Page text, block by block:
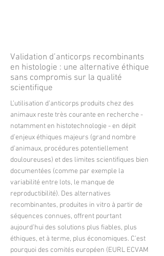
More
Validation d’anticorps recombinants
en histologie : une alternative éthique
sans compromis sur la qualité
scientifique
L’utilisation d’anticorps produits chez des
animaux reste très courante en recherche -
notamment en histotechnologie - en dépit
d’enjeux éthiques majeurs (grand nombre
d’animaux, procédures potentiellement
douloureuses) et des limites scientifiques bien
documentées (comme par exemple la
variabilité entre lots, le manque de
reproductibilité). Des alternatives
recombinantes, produites in vitro à partir de
séquences connues, offrent pourtant
aujourd’hui des solutions plus fiables, plus
éthiques, et à terme, plus économiques. C’est
pourquoi des comités européen (EURL ECVAM